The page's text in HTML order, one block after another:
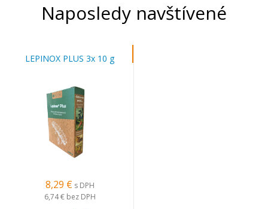
Naposledy navštívené
LEPINOX PLUS 3x 10 g
8,29 € s DPH
6,74 € bez DPH